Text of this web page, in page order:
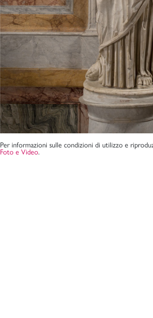
Per informazioni sulle condizioni di utilizzo e
Foto e Video.